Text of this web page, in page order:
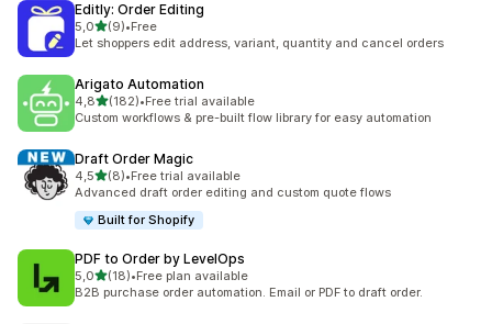
Editly: Order Editing
5,0z 5 hvězd
(9)
Celkový počet recenzí: 9
•Free
Let shoppers edit address, variant, quantity and cancel orders
Arigato Automation
4,8z 5 hvězd
(182)
Celkový počet recenzí: 182
•Free trial available
Custom workflows & pre-built flow library for easy automation
Draft Order Magic
4,5z 5 hvězd
(8)
Celkový počet recenzí: 8
•Free trial available
Advanced draft order editing and custom quote flows
Built for Shopify
PDF to Order by LevelOps
5,0z 5 hvězd
(18)
Celkový počet recenzí: 18
•Free plan available
B2B purchase order automation. Email or PDF to draft order.